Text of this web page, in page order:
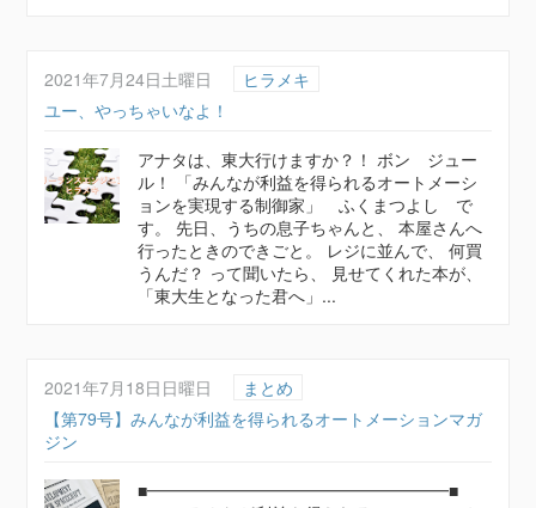
2021年7月24日土曜日
ヒラメキ
ユー、やっちゃいなよ！
アナタは、東大行けますか？！ ボン ジュー
ル！ 「みんなが利益を得られるオートメーシ
ョンを実現する制御家」 ふくまつよし で
す。 先日、うちの息子ちゃんと、 本屋さんへ
行ったときのできごと。 レジに並んで、 何買
うんだ？ って聞いたら、 見せてくれた本が、
「東大生となった君へ」...
2021年7月18日日曜日
まとめ
【第79号】みんなが利益を得られるオートメーションマガ
ジン
■━━━━━━━━━━━━━━━━━━■